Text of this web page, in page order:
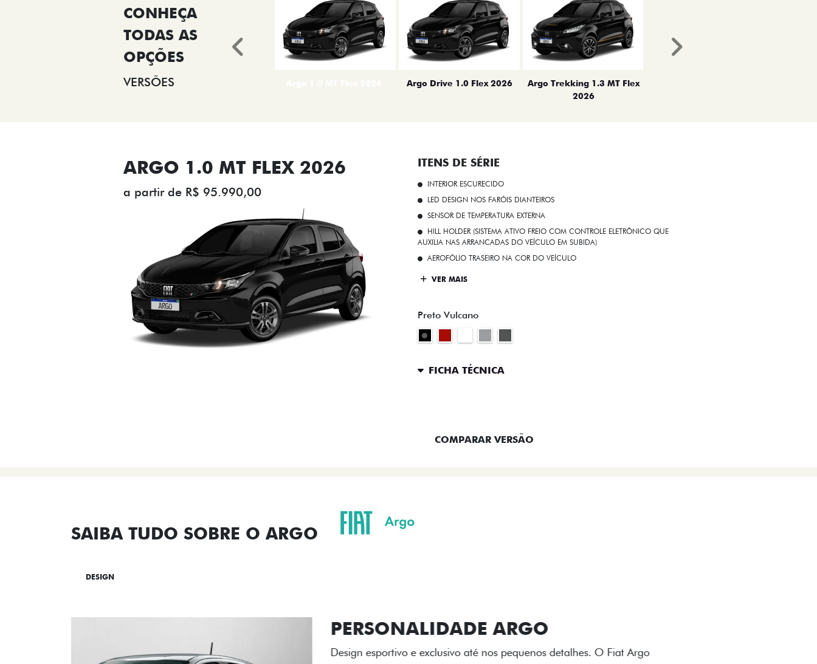
VERSÕES Argo Drive 1.0 Flex 2026
Argo Trekking 1.3 MT Flex
2026
Anterior Próximo
ARGO 1.0 MT FLEX 2026
a partir de R$ 95.990,00
ITENS DE SÉRIE
INTERIOR ESCURECIDO
LED DESIGN NOS FARÓIS DIANTEIROS
SENSOR DE TEMPERATURA EXTERNA
HILL HOLDER (SISTEMA ATIVO FREIO COM CONTROLE ELETRÔNICO QUE
AUXILIA NAS ARRANCADAS DO VEÍCULO EM SUBIDA)
AEROFÓLIO TRASEIRO NA COR DO VEÍCULO
VER MAIS
Preto Vulcano
FICHA TÉCNICA
COMPARAR VERSÃO
SAIBA TUDO SOBRE O ARGO
DESIGN
ACABAMENTO E DESIGN INTERNO
A flag italiana e o novo logo Fiat também aparecem no interior do